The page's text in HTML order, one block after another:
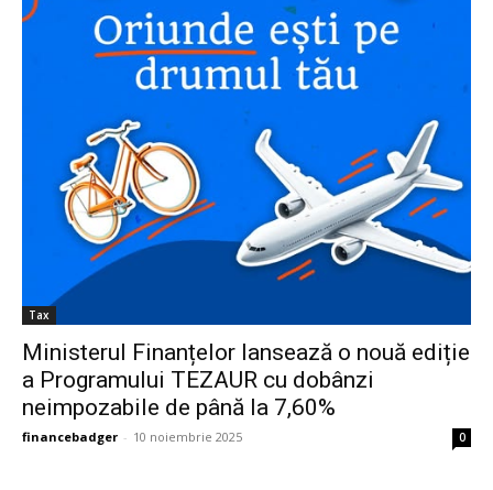
Tax
Ministerul Finanțelor lansează o nouă ediție
a Programului TEZAUR cu dobânzi
neimpozabile de până la 7,60%
financebadger - 10 noiembrie 2025 0